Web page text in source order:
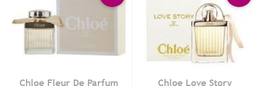
Chloe Fleur De Parfum Chloe Love Story